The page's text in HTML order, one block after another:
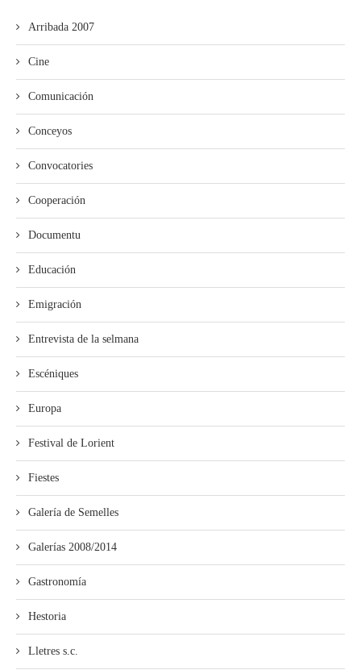
Arribada 2007
Cine
Comunicación
Conceyos
Convocatories
Cooperación
Documentu
Educación
Emigración
Entrevista de la selmana
Escéniques
Europa
Festival de Lorient
Fiestes
Galería de Semelles
Galerías 2008/2014
Gastronomía
Hestoria
Lletres s.c.